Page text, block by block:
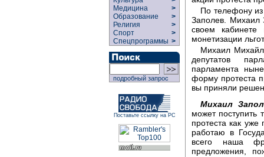
Медицина
>
Образование
>
Религия
>
Спорт
>
Спецпрограммы >
подробный запрос
Поставьте ссылку на РС
По телефону
Заполев. Михаил
своем кабинете
монетизации
Михаил
депутатов
парламента
форму протеста
вы приняли
Михаил
может поступить
протеста как
работаю в
всего наша
предложения,